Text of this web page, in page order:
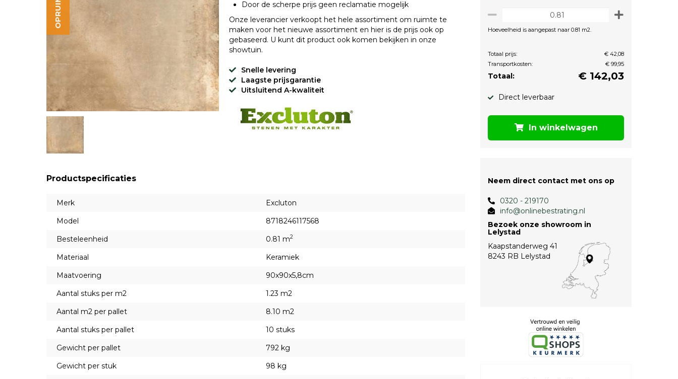
Door de scherpe prijs geen reclamatie mogelijk
Onze leverancier verkoopt het hele assortiment om ruimte te
maken voor het nieuwe assortiment en hier is de prijs ook op
gebaseerd. U kunt dit product ook komen bekijken in onze
showtuin.
Snelle levering
Laagste prijsgarantie
Uitsluitend A-kwaliteit
Productspecificaties
Merk
Excluton
Model
8718246117568
Besteleenheid
0.81 m2
Materiaal
Keramiek
Maatvoering
90x90x5,8cm
Aantal stuks per m2
1.23 m2
Aantal m2 per pallet
8.10 m2
Aantal stuks per pallet
10 stuks
Gewicht per pallet
792 kg
Gewicht per stuk
98 kg
Hoeveelheid is aangepast naar 0.81 m2.
Totaal prijs:
€ 42,08
Transportkosten:
€ 99,95
Totaal: € 142,03
Direct leverbaar
In winkelwagen
Neem direct contact met ons op
0320 - 219170
info@onlinebestrating.nl
Bezoek onze showroom in
Lelystad
Kaapstanderweg 41
8243 RB Lelystad